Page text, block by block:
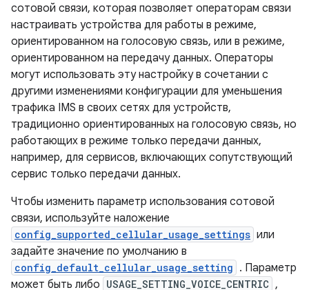
сотовой связи, которая позволяет операторам связи
настраивать устройства для работы в режиме,
ориентированном на голосовую связь, или в режиме,
ориентированном на передачу данных. Операторы
могут использовать эту настройку в сочетании с
другими изменениями конфигурации для уменьшения
трафика IMS в своих сетях для устройств,
традиционно ориентированных на голосовую связь, но
работающих в режиме только передачи данных,
например, для сервисов, включающих сопутствующий
сервис только передачи данных.
Чтобы изменить параметр использования сотовой
связи, используйте наложение
config_supported_cellular_usage_settings или
задайте значение по умолчанию в
config_default_cellular_usage_setting . Параметр
может быть либо USAGE_SETTING_VOICE_CENTRIC ,